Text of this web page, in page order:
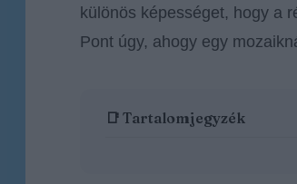
különös képességet, hogy a
Pont úgy, ahogy egy
📑 Tartalomjegyzék